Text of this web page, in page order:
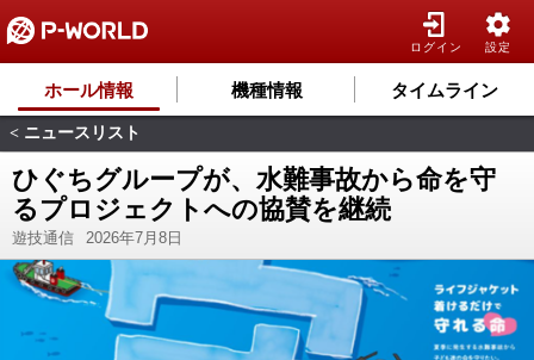
ログイン 設定
ホール情報 機種情報 タイムライン
< ニュースリスト
ひぐちグループが、水難事故から命を守
るプロジェクトへの協賛を継続
遊技通信 2026年7月8日